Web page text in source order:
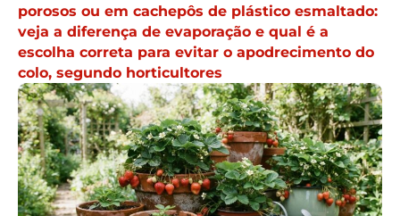
porosos ou em cachepôs de plástico esmaltado:
veja a diferença de evaporação e qual é a
escolha correta para evitar o apodrecimento do
colo, segundo horticultores